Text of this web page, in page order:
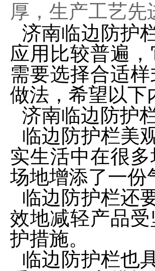
厚，生产工艺先
济南临边防护
应用比较普遍
需要选择合适
做法，希望以下
济南临边防护
临边防护栏美
实生活中在很
场地增添了一份
临边防护栏还
效地减轻产品
护措施。
临边防护栏也